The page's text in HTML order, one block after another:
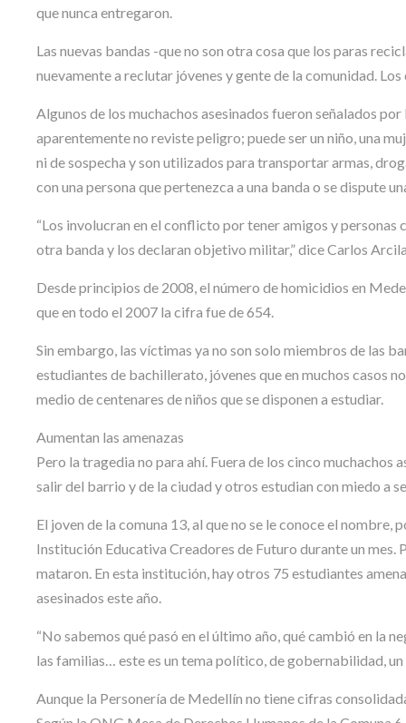
que nunca entregaron.
Las nuevas bandas -que no son otra cosa que los paras
nuevamente a reclutar jóvenes y gente de la comunidad.
Algunos de los muchachos asesinados fueron señalados
aparentemente no reviste peligro; puede ser un niño, una
ni de sospecha y son utilizados para transportar armas,
con una persona que pertenezca a una banda o se dispute
“Los involucran en el conflicto por tener amigos y
otra banda y los declaran objetivo militar,” dice Carlos
Desde principios de 2008, el número de homicidios en
que en todo el 2007 la cifra fue de 654.
Sin embargo, las víctimas ya no son solo miembros de las
estudiantes de bachillerato, jóvenes que en muchos casos
medio de centenares de niños que se disponen a estudiar.
Aumentan las amenazas
Pero la tragedia no para ahí. Fuera de los cinco muchachos
salir del barrio y de la ciudad y otros estudian con miedo a
El joven de la comuna 13, al que no se le conoce el
Institución Educativa Creadores de Futuro durante un mes.
mataron. En esta institución, hay otros 75 estudiantes
asesinados este año.
“No sabemos qué pasó en el último año, qué cambió en la
las familias… este es un tema político, de gobernabilidad,
Aunque la Personería de Medellín no tiene cifras